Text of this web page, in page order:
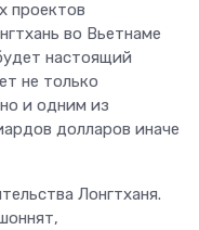
проектов
во Вьетнаме
настоящий
не только
и одним из
долларов иначе
Лонгтханя.